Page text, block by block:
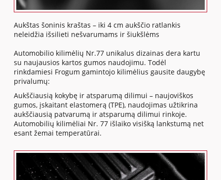
Aukštas šoninis kraštas – iki 4 cm aukščio ratlankis
neleidžia išsilieti nešvarumams ir šiukšlėms
Automobilio kilimėlių Nr.77 unikalus dizainas dera kartu
su naujausios kartos gumos naudojimu. Todėl
rinkdamiesi Frogum gamintojo kilimėlius gausite daugybę
privalumų:
Aukščiausią kokybę ir atsparumą dilimui – naujoviškos
gumos, įskaitant elastomerą (TPE), naudojimas užtikrina
aukščiausią patvarumą ir atsparumą dilimui rinkoje.
Automobilių kilimėliai Nr. 77 išlaiko visišką lankstumą net
esant žemai temperatūrai.